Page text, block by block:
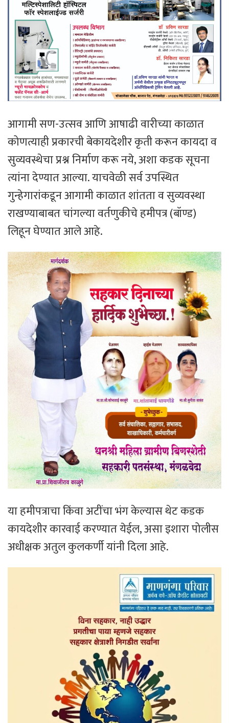
आगामी सण-उत्सव आणि आषाढी वारीच्या काळात
कोणत्याही प्रकारची बेकायदेशीर कृती करून कायदा व
सुव्यवस्थेचा प्रश्न निर्माण करू नये, अशा कडक सूचना
त्यांना देण्यात आल्या. याचवेळी सर्व उपस्थित
गुन्हेगारांकडून आगामी काळात शांतता व सुव्यवस्था
राखण्याबाबत चांगल्या वर्तणुकीचे हमीपत्र (बॉण्ड)
लिहून घेण्यात आले आहे.
या हमीपत्राचा किंवा अटींचा भंग केल्यास थेट कडक
कायदेशीर कारवाई करण्यात येईल, असा इशारा पोलीस
अधीक्षक अतुल कुलकर्णी यांनी दिला आहे.